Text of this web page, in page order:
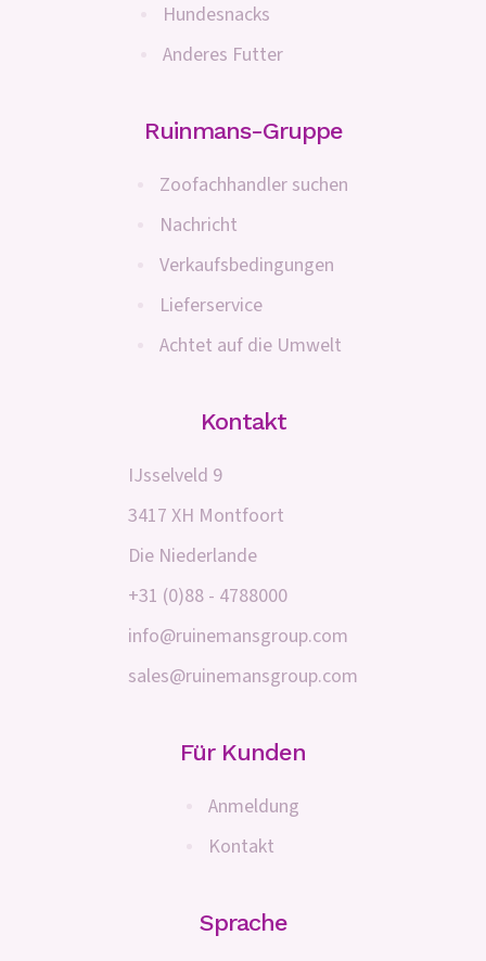
Hundesnacks
Anderes Futter
Ruinmans-Gruppe
Zoofachhandler suchen
Nachricht
Verkaufsbedingungen
Lieferservice
Achtet auf die Umwelt
Kontakt
IJsselveld 9
3417 XH Montfoort
Die Niederlande
+31 (0)88 - 4788000
info@ruinemansgroup.com
sales@ruinemansgroup.com
Für Kunden
Anmeldung
Kontakt
Sprache